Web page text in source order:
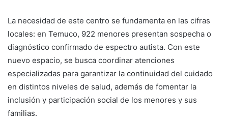
La necesidad de este centro se fundamenta en las cifras
locales: en Temuco, 922 menores presentan sospecha o
diagnóstico confirmado de espectro autista. Con este
nuevo espacio, se busca coordinar atenciones
especializadas para garantizar la continuidad del cuidado
en distintos niveles de salud, además de fomentar la
inclusión y participación social de los menores y sus
familias.